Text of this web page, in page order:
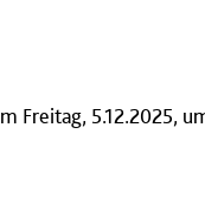
Freitag, 5.12.2025,